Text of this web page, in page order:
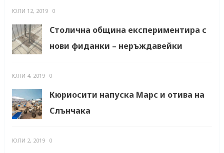
ЮЛИ 12, 2019 0
Столична община експериментира с
нови фиданки – неръждавейки
ЮЛИ 4, 2019 0
Кюриосити напуска Марс и отива на
Слънчака
ЮЛИ 2, 2019 0